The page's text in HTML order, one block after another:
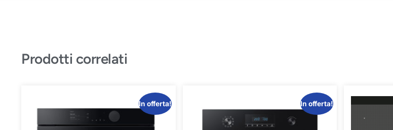
Prodotti correlati
In offerta! In offerta!